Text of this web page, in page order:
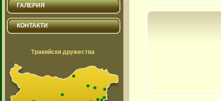
ГАЛЕРИЯ
КОНТАКТИ
Тракийски дружества